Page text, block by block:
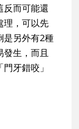
而可能還
理，可以先
是另外有2種
生，而且
牙錯咬」